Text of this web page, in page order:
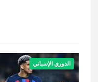
الدوري الإسباني